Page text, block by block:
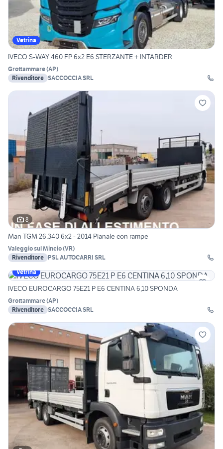
Vetrina
IVECO S-WAY 460 FP 6x2 E6 STERZANTE + INTARDER
Grottammare(AP)
Rivenditore SACCOCCIA SRL
8
Man TGM 26.340 6x2 - 2014 Pianale con rampe
Valeggio sul Mincio(VR)
Rivenditore PSL AUTOCARRI SRL
Vetrina
IVECO EUROCARGO 75E21 P E6 CENTINA 6,10 SPONDA
Grottammare(AP)
Rivenditore SACCOCCIA SRL